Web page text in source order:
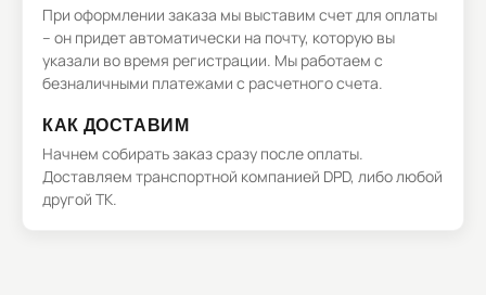
При оформлении заказа мы выставим счет для оплаты
– он придет автоматически на почту, которую вы
указали во время регистрации. Мы работаем с
безналичными платежами с расчетного счета.
КАК ДОСТАВИМ
Начнем собирать заказ сразу после оплаты.
Доставляем транспортной компанией DPD, либо любой
другой ТК.